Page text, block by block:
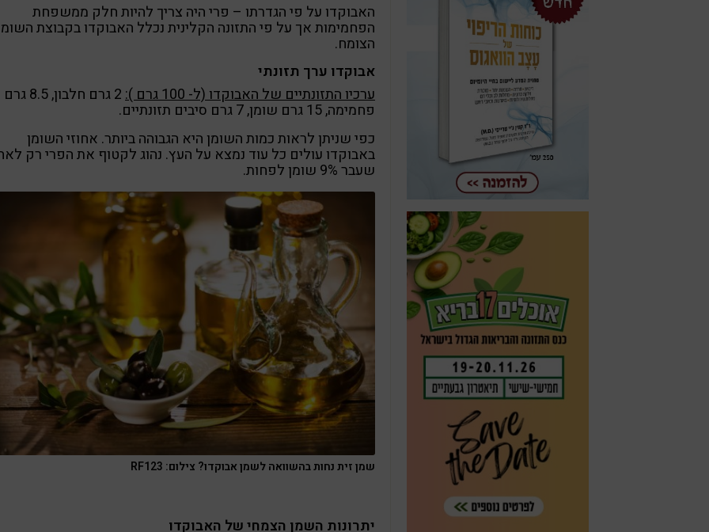
האבוקדו על פי הגדרתו – פרי היה צריך להיות חלק ממשפחת
הפחמימות אך על פי התזונה הקלינית נכלל האבוקדו בקבוצת
הצומח.
אבוקדו ערך תזונתי
ערכיו התזונתיים של האבוקדו (ל- 100 גרם ):
2 גרם חלבון, 8.5 גרם
פחמימה, 15 גרם שומן, 7 גרם סיבים תזונתיים.
כפי שניתן לראות כמות השומן היא הגבוהה ביותר. אחוזי השומן
באבוקדו עולים כל עוד נמצא על העץ. נהוג לקטוף את הפרי רק
שעבר 9% שומן לפחות.
שמן זית נחות בהשוואה לשמן אבוקדו? צילום: RF123
יתרונות השמן הצמחי של האבוקדו